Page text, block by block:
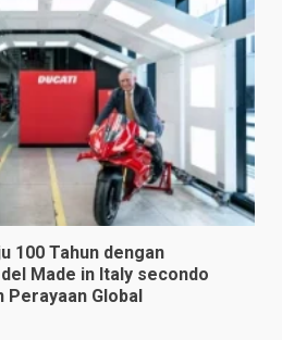
100 Tahun dengan
Made in Italy secondo
Perayaan Global